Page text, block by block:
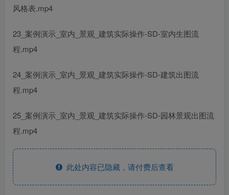
风格表.mp4
23_案例演示_室内_景观_建筑实际操作-SD-室内生图流
程.mp4
24_案例演示_室内_景观_建筑实际操作-SD-建筑出图流
程.mp4
25_案例演示_室内_景观_建筑实际操作-SD-园林景观出图流
程.mp4
此处内容已隐藏，请付费后查看